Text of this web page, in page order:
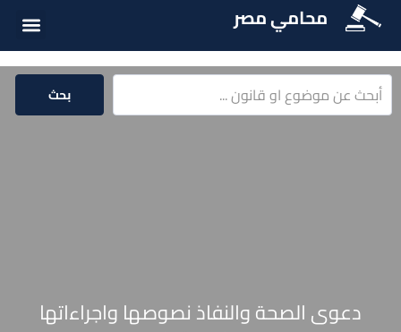
محامي مصر
بحث
دعوى الصحة والنفاذ نصوصها واجراءاتها